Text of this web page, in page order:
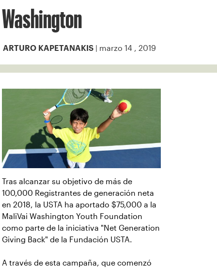
Washington
ARTURO KAPETANAKIS | marzo 14 , 2019
Tras alcanzar su objetivo de más de
100,000 Registrantes de generación neta
en 2018, la USTA ha aportado $75,000 a la
MaliVai Washington Youth Foundation
como parte de la iniciativa "Net Generation
Giving Back" de la Fundación USTA.
A través de esta campaña, que comenzó